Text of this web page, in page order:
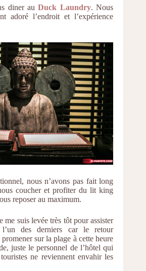
diner auDuck Laundry. Nous
adoré l’endroit et l’expérience
nous n’avons pas fait long
coucher et profiter du lit king
reposer au maximum.
me suis levée très tôt pour assister
des derniers car le retour
sur la plage à cette heure
juste le personnel de l’hôtel qui
ne reviennent envahir les